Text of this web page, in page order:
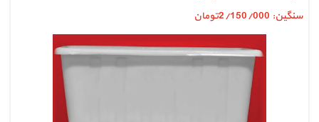
سنگین: 2/150/000تومان